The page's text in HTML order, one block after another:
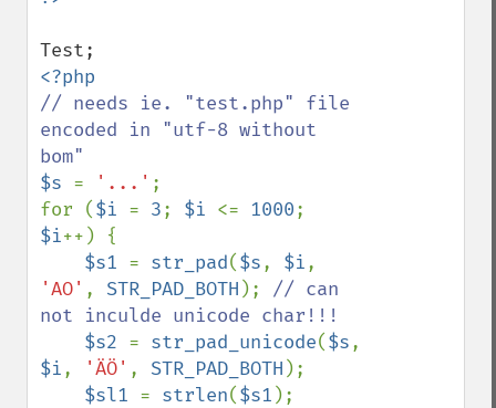
// needs ie. "test.php" file
encoded in "utf-8 without
$s = '...' ;
for ($i = 3; $i <= 1000
$i++) {
$s1 = str_pad($s, $i
'AO' , STR_PAD_BOTH ); // can
not inculde unicode char!!!
$s2 = str_pad_unicode($s
$i, 'ÄÖ' , STR_PAD_BOTH );
$sl1 = strlen($s1 );